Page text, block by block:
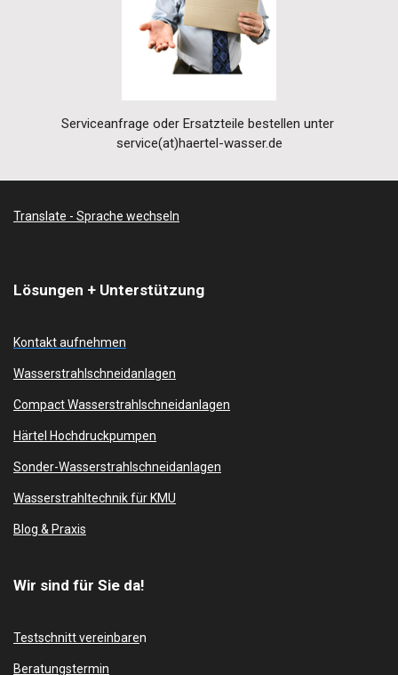
Serviceanfrage oder Ersatzteile bestellen unter
service(at)haertel-wasser.de
Translate - Sprache wechseln
Lösungen + Unterstützung
Kontakt aufnehmen
Wasserstrahlschneidanlagen
Compact Wasserstrahlschneidanlagen
Härtel Hochdruckpumpen
Sonder-Wasserstrahlschneidanlagen
Wasserstrahltechnik für KMU
Blog & Praxis
Wir sind für Sie da!
Testschnitt vereinbaren
Beratungstermin